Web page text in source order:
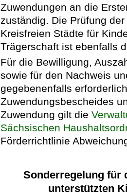
Zuwendungen an die
zuständig. Die Prüfung
Kreisfreien Städte für
Trägerschaft ist ebenfalls
Für die Bewilligung,
sowie für den Nachweis
gegebenenfalls
Zuwendungsbescheides
Zuwendung gilt die
Sächsischen
Förderrichtlinie
Sonderregelung für
unterstützten